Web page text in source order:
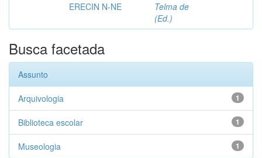
ERECIN N-NE
Telma de
(Ed.)
Busca facetada
Assunto
1
Arquivologia
1
Biblioteca escolar
1
Museologia